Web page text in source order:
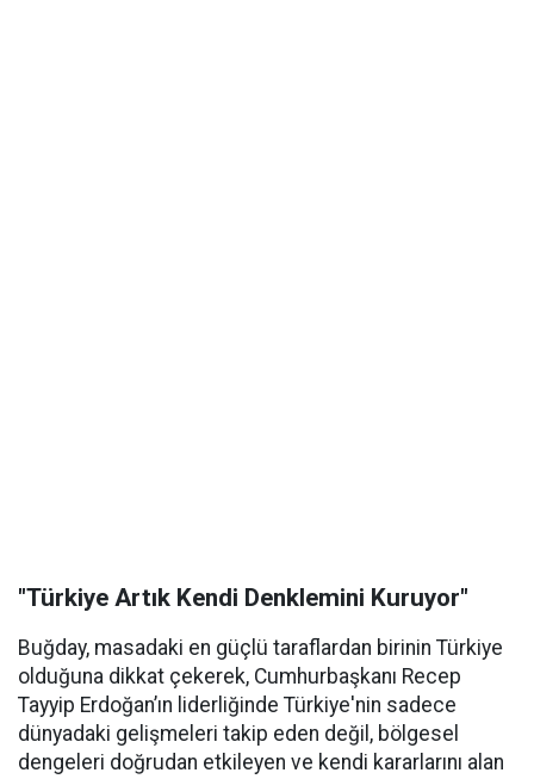
"Türkiye Artık Kendi Denklemini Kuruyor"
Buğday, masadaki en güçlü taraflardan birinin Türkiye
olduğuna dikkat çekerek, Cumhurbaşkanı Recep
Tayyip Erdoğan’ın liderliğinde Türkiye'nin sadece
dünyadaki gelişmeleri takip eden değil, bölgesel
dengeleri doğrudan etkileyen ve kendi kararlarını alan